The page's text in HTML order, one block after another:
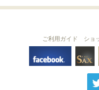
THE
ご利用ガイド ショ